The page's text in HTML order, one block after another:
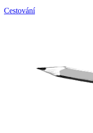
Cestování